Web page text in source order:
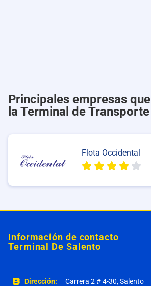
Principales empresas
la Terminal de
Flota Occidental
Información de contacto
Terminal De Salento
Dirección: Carrera 2 # 4-30, Salento